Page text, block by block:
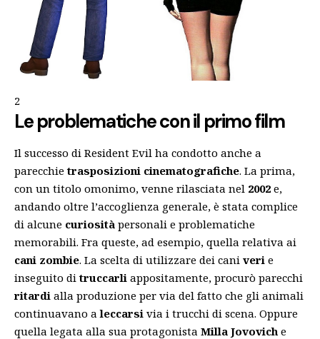
2
Le problematiche con il primo film
Il successo di Resident Evil ha condotto anche a
parecchietrasposizioni cinematografiche. La prima,
con un titolo omonimo, venne rilasciata nel 2002 e,
andando oltre l’accoglienza generale, è stata complice
di alcune curiosità personali e problematiche
memorabili. Fra queste, ad esempio, quella relativa ai
cani zombie. La scelta di utilizzare dei cani veri e
inseguito ditruccarli appositamente, procurò parecchi
ritardi alla produzione per via del fatto che gli animali
continuavano aleccarsi via i trucchi di scena. Oppure
quella legata alla sua protagonista Milla Jovovich e